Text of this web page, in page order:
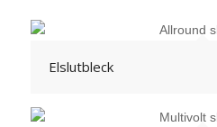
Elslutbleck